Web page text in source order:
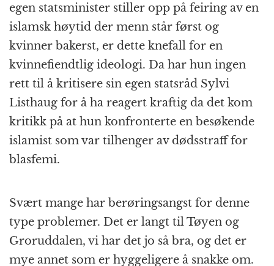
egen statsminister stiller opp på feiring av en
islamsk høytid der menn står først og
kvinner bakerst, er dette knefall for en
kvinnefiendtlig ideologi. Da har hun ingen
rett til å kritisere sin egen statsråd Sylvi
Listhaug for å ha reagert kraftig da det kom
kritikk på at hun konfronterte en besøkende
islamist som var tilhenger av dødsstraff for
blasfemi.
Svært mange har berøringsangst for denne
type problemer. Det er langt til Tøyen og
Groruddalen, vi har det jo så bra, og det er
mye annet som er hyggeligere å snakke om.